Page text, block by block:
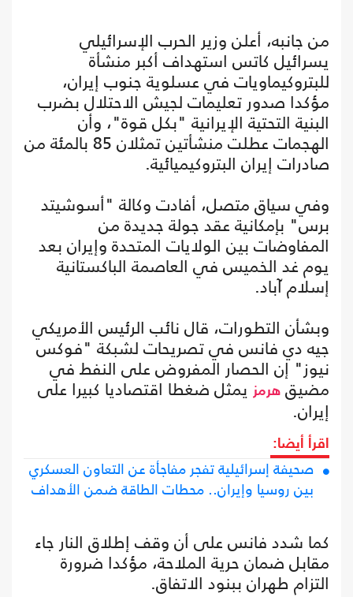
من جانبه، أعلن وزير الحرب الإسرائيلي
يسرائيل كاتس استهداف أكبر منشأة
للبتروكيماويات في عسلوية جنوب إيران،
مؤكدا صدور تعليمات لجيش الاحتلال بضرب
البنية التحتية الإيرانية "بكل قوة"، وأن
الهجمات عطلت منشأتين تمثلان 85 بالمئة من
صادرات إيران البتروكيميائية.
وفي سياق متصل، أفادت وكالة "أسوشيتد
برس" بإمكانية عقد جولة جديدة من
المفاوضات بين الولايات المتحدة وإيران بعد
يوم غد الخميس في العاصمة الباكستانية
إسلام آباد.
وبشأن التطورات، قال نائب الرئيس الأمريكي
جيه دي فانس في تصريحات لشبكة "فوكس
نيوز" إن الحصار المفروض على النفط في
مضيق هرمز يمثل ضغطا اقتصاديا كبيرا على
إيران.
اقرأ أيضا:
صحيفة إسرائيلية تفجر مفاجأة عن التعاون العسكري
بين روسيا وإيران.. محطات الطاقة ضمن الأهداف
كما شدد فانس على أن وقف إطلاق النار جاء
مقابل ضمان حرية الملاحة، مؤكدا ضرورة
التزام طهران ببنود الاتفاق.